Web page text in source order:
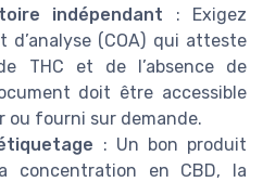
indépendant : Exigez
(COA) qui atteste
THC et de l’absence de
doit être accessible
ou fourni sur demande.
: Un bon produit
concentration en CBD, la